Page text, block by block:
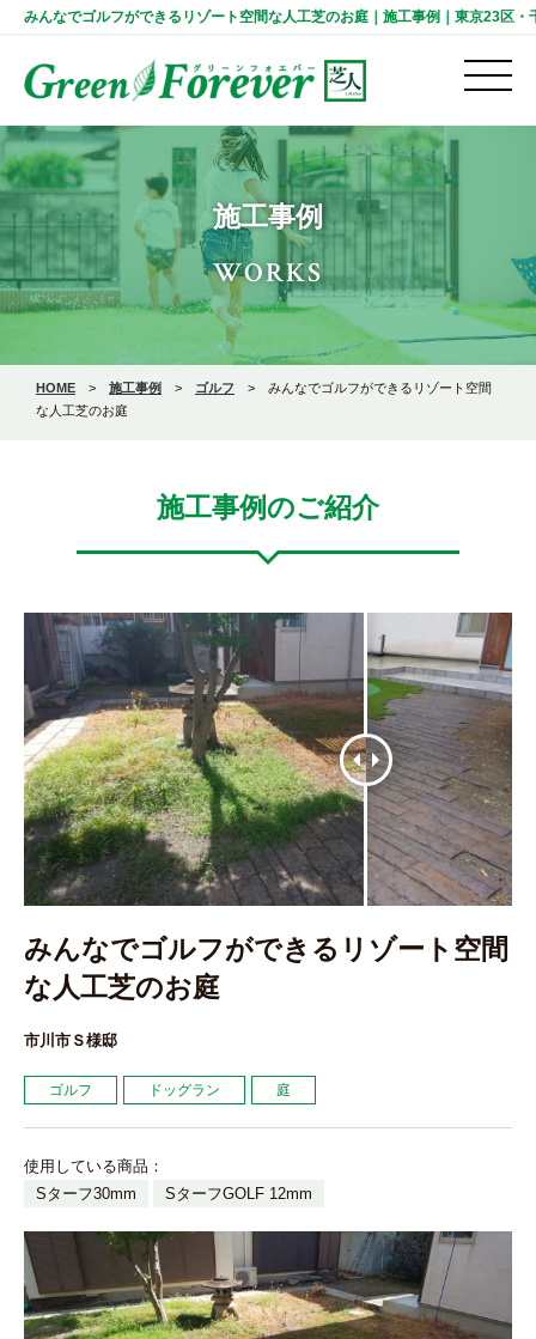
みんなでゴルフができるリゾート空間な人工芝のお庭｜施工事例｜東京23区
施工事例
WORKS
HOME > 施工事例 > ゴルフ > みんなでゴルフができるリゾート空間
な人工芝のお庭
施工事例のご紹介
みんなでゴルフができるリゾート空間
な人工芝のお庭
市川市Ｓ様邸
ゴルフ ドッグラン 庭
使用している商品：
Sターフ30mm
SターフGOLF 12mm